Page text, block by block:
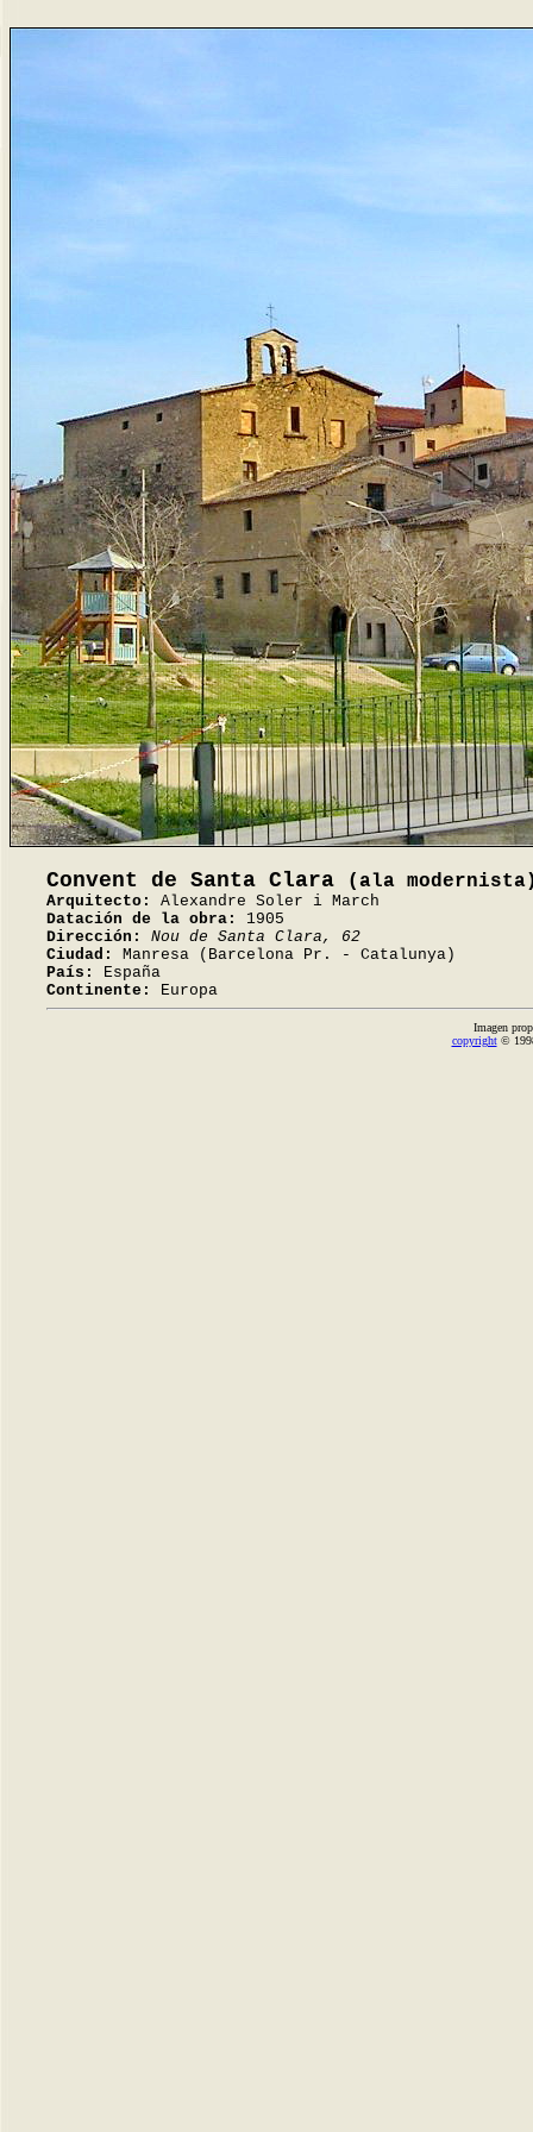
Convent de Santa Clara (ala
Arquitecto:
Alexandre Soler i March
Datación de la obra:
1905
Dirección:
Nou de Santa Clara, 62
Ciudad:
Manresa (Barcelona Pr. - Catalunya)
País:
España
Continente:
Europa
Imagen
copyright©